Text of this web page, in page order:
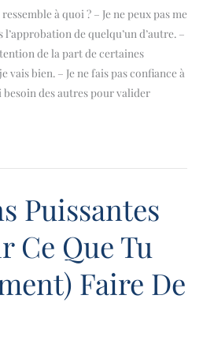
à quoi ? – Je ne peux pas me
de quelqu’un d’autre. –
de la part de certaines
vais bien. – Je ne fais pas confiance à
besoin des autres pour valider
Puissantes
Ce Que Tu
Faire De